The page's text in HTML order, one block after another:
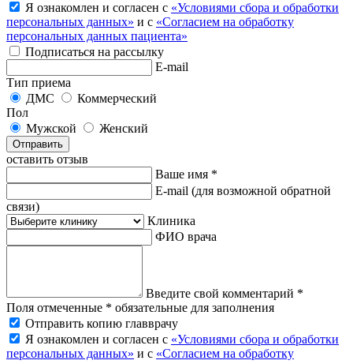
Я ознакомлен и согласен с «Условиями сбора и обработки
персональных данных» и с «Согласием на обработку
персональных данных пациента»
Подписаться на рассылку
E-mail
Тип приема
ДМС
Коммерческий
Пол
Мужской
Женский
Отправить
оставить отзыв
Ваше имя *
E-mail (для возможной обратной
связи)
Клиника
ФИО врача
Введите свой комментарий *
Поля отмеченные * обязательные для заполнения
Отправить копию главврачу
Я ознакомлен и согласен с «Условиями сбора и обработки
персональных данных» и с «Согласием на обработку